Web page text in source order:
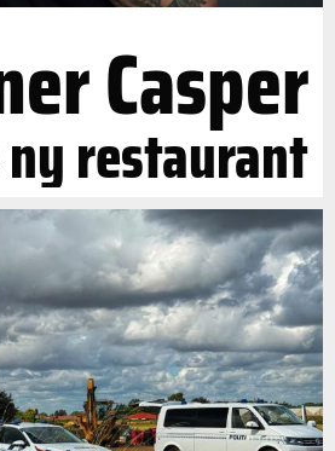
Casper
restaurant